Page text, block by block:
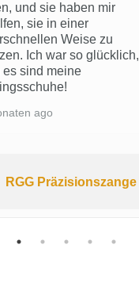
und sie haben mir
sie in einer
Weise zu
Ich war so glücklich,
es sind meine
ago
RGG Präzisionszange